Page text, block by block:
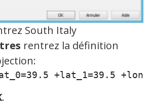
South Italy
rentrez la définition
+lat_1=39.5
.